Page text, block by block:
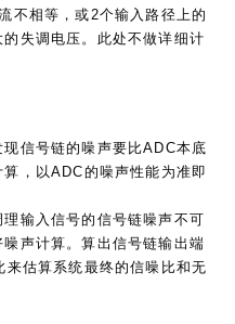
不相等，或2个输入路径上的
失调电压。此处不做详细计
信号链的噪声要比ADC本底
，以ADC的噪声性能为准即
输入信号的信号链噪声不可
声计算。算出信号链输出端
来估算系统最终的信噪比和无